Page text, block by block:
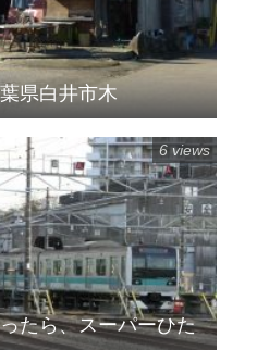
県白井市木
たら、スーパーひた
6 views